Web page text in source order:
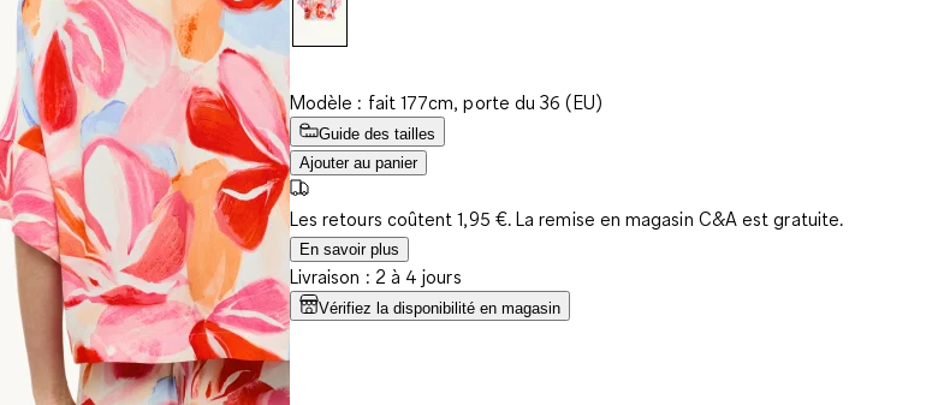
Modèle : fait 177cm, porte du 36 (EU)
Guide des tailles
Ajouter au panier
Les retours coûtent 1,95 €. La remise en magasin C&A est gratuite.
En savoir plus
Livraison : 2 à 4 jours
Vérifiez la disponibilité en magasin